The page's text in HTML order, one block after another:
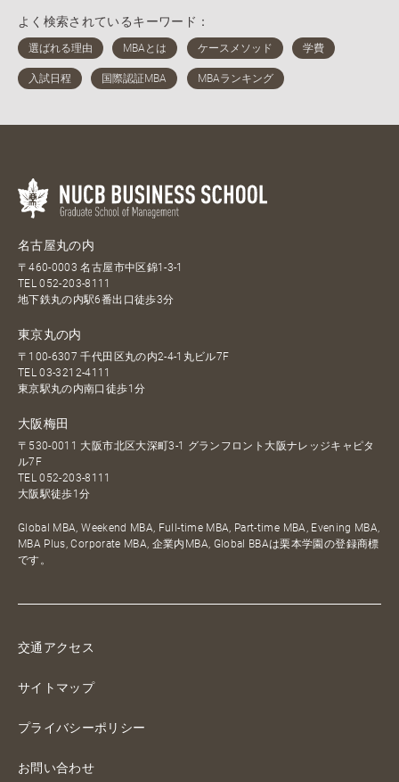
よく検索されているキーワード：
名古屋丸の内
〒460-0003 名古屋市中区錦1-3-1
TEL052-203-8111
地下鉄丸の内駅6番出口徒歩3分
東京丸の内
〒100-6307 千代田区丸の内2-4-1丸ビル7F
TEL03-3212-4111
東京駅丸の内南口徒歩1分
大阪梅田
〒530-0011 大阪市北区大深町3-1 グランフロント大阪ナレッジキャピタ
ル7F
TEL052-203-8111
大阪駅徒歩1分
Global MBA, Weekend MBA, Full-time MBA, Part-time MBA, Evening MBA,
MBA Plus, Corporate MBA, 企業内MBA, Global BBAは栗本学園の登録商標
です。
交通アクセス
サイトマップ
プライバシーポリシー
お問い合わせ